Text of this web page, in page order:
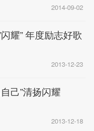
2014-09-02
耀” 年度励志好歌
2013-12-23
己”清扬闪耀
2013-12-18